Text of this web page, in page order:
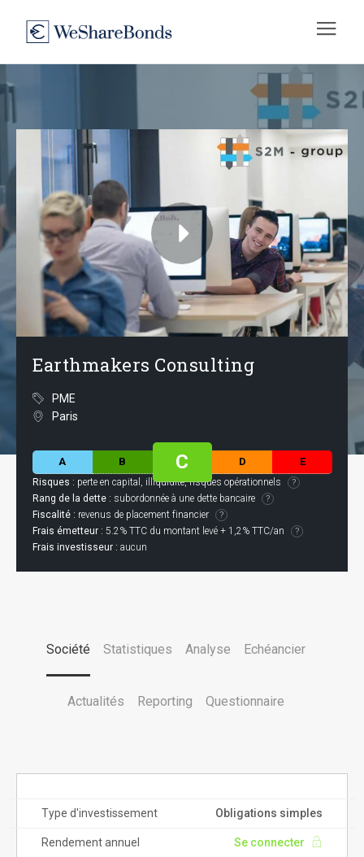
Earthmakers Consulting
PME
Paris
A B C D E
Risques : perte en capital, illiquidité, risques opérationnels
Rang de la dette : subordonnée à une dette bancaire
Fiscalité : revenus de placement financier
Frais émetteur : 5.2% TTC du montant levé + 1,2% TTC/an
Frais investisseur : aucun
Société Statistiques Analyse Echéancier
Actualités Reporting Questionnaire
Type d'investissement Obligations simples
Rendement annuel Se connecter